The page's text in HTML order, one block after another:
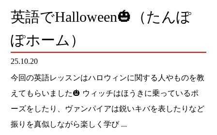
英語でHalloween🎃（たんぽ
ぽホーム）
25.10.20
今回の英語レッスンはハロウィンに関する人やものを教
えてもらいました🎃 ウィッチはほうきに乗っているポ
ーズをしたり、ヴァンパイアは鋭いキバを表したりなど
振りを真似しながら楽しく学び ...